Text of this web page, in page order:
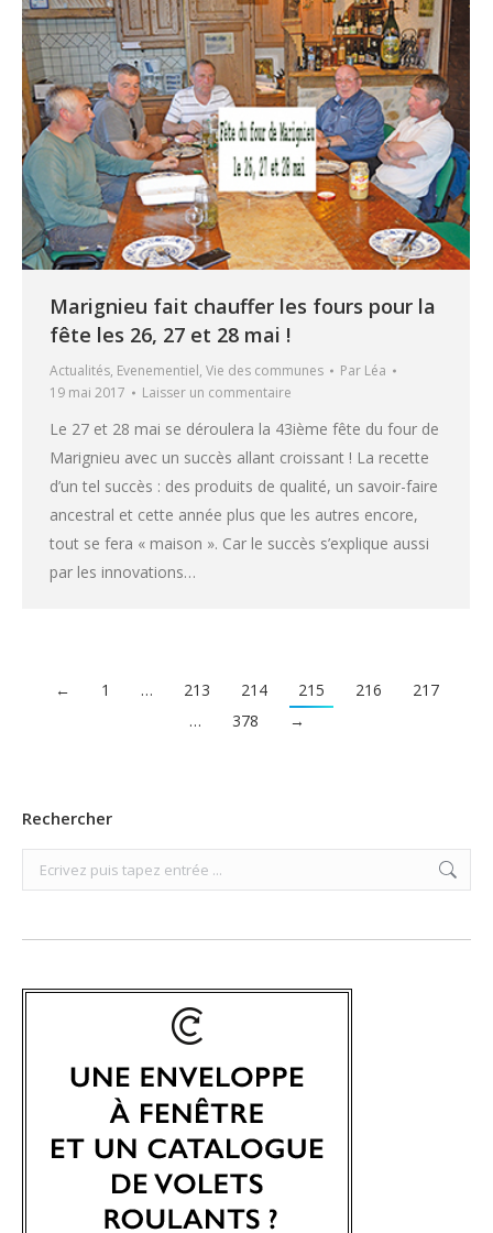
Marignieu fait chauffer les fours pour la
fête les 26, 27 et 28 mai !
Actualités, Evenementiel, Vie des communes Par Léa
19 mai 2017
Laisser un commentaire
Le 27 et 28 mai se déroulera la 43ième fête du four de
Marignieu avec un succès allant croissant ! La recette
d’un tel succès : des produits de qualité, un savoir-faire
ancestral et cette année plus que les autres encore,
tout se fera « maison ». Car le succès s’explique aussi
par les innovations…
← 1 … 213 214 215 216
217
…
378 →
Rechercher
Search: